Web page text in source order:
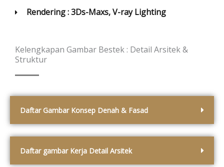
Rendering : 3Ds-Maxs, V-ray Lighting
Kelengkapan Gambar Bestek : Detail Arsitek &
Struktur
Daftar Gambar Konsep Denah & Fasad
Daftar gambar Kerja Detail Arsitek